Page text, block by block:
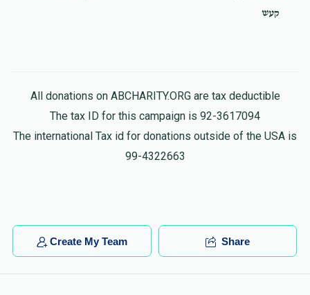
קעש
All donations on ABCHARITY.ORG are tax deductible
The tax ID for this campaign is 92-3617094
The international Tax id for donations outside of the USA is
99-4322663
Create My Team Share